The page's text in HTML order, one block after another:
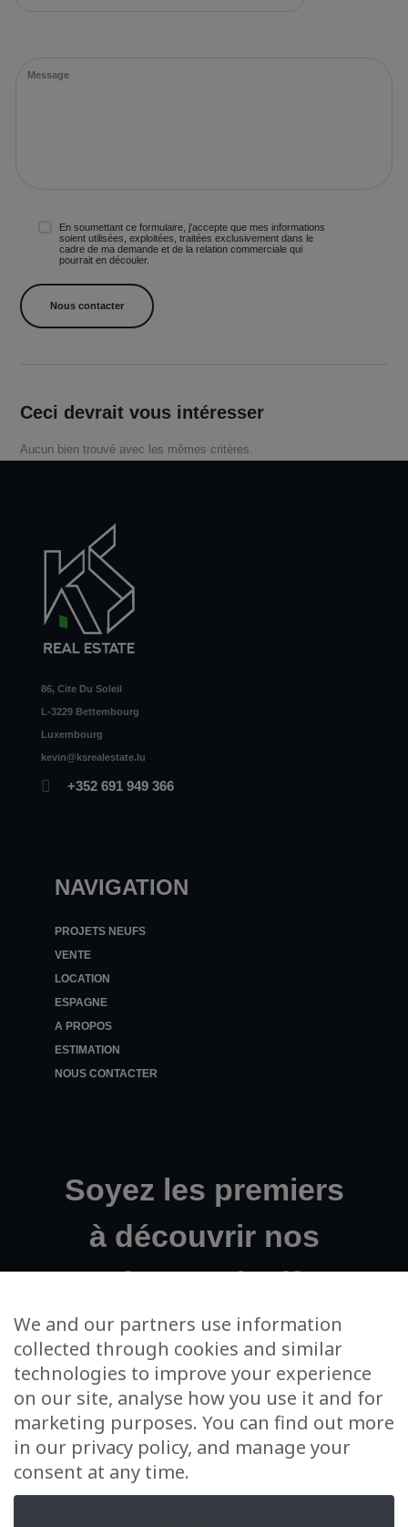
En soumettant ce formulaire, j'accepte que mes informations
soient utilisées, exploitées, traitées exclusivement dans le
cadre de ma demande et de la relation commerciale qui
pourrait en découler.
Ceci devrait vous intéresser
Aucun bien trouvé avec les mêmes critères.
86, Cite Du Soleil
L-3229 Bettembourg
Luxembourg
kevin@ksrealestate.lu
+352 691 949 366
NAVIGATION
PROJETS NEUFS
VENTE
LOCATION
ESPAGNE
A PROPOS
ESTIMATION
NOUS CONTACTER
Soyez les premiers
à découvrir nos
projets exclusifs !
Votre adresse email
J’accepte de m’inscrire à la newsletter et à l’utilisation de
mes données dans cet unique cadre
We and our partners use information
collected through cookies and similar
technologies to improve your experience
on our site, analyse how you use it and for
marketing purposes. You can find out more
in our privacy policy, and manage your
consent at any time.